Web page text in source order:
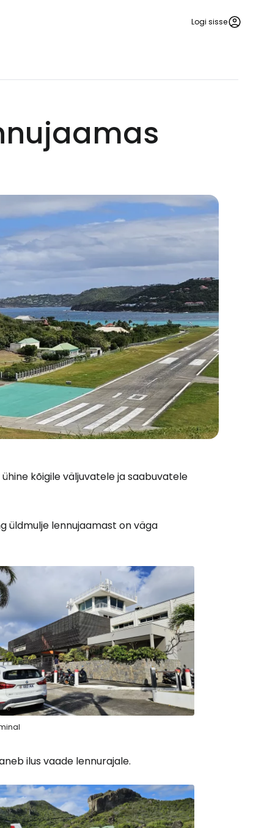
Logi sisse
ühine kõigile väljuvatele ja saabuvatele
üldmulje lennujaamast on väga
ilus vaade lennurajale.
Google'iga